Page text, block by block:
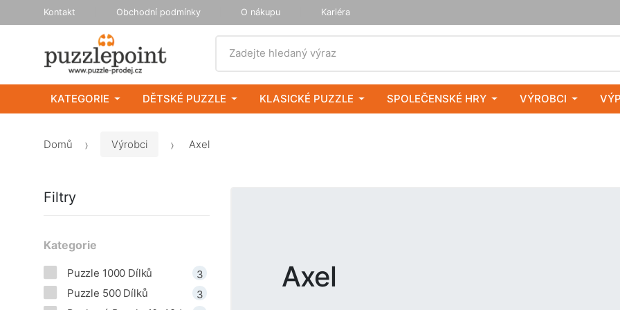
Kontakt Obchodní podmínky O nákupu Kariéra
Zadejte hledaný výraz
KATEGORIE DĚTSKÉ PUZZLE KLASICKÉ PUZZLE SPOLEČENSKÉ HRY VÝROBCI
Domů Výrobci Axel
Axel
Filtry
Kategorie
Puzzle 1000 Dílků
3
Puzzle 500 Dílků
3